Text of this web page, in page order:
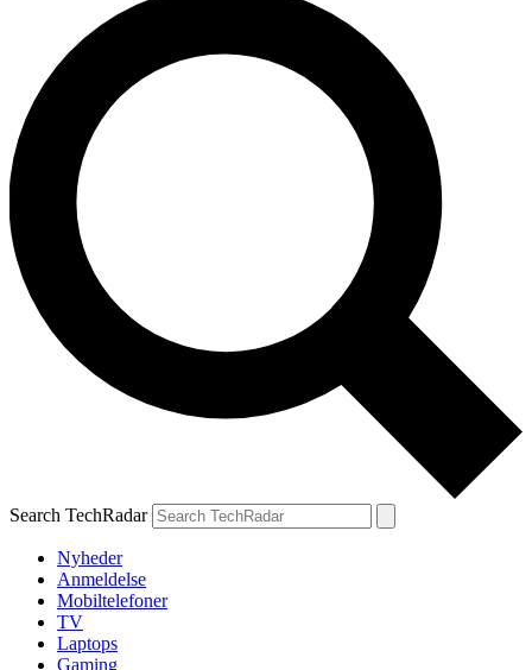
Search TechRadar
Nyheder
Anmeldelse
Mobiltelefoner
TV
Laptops
Gaming